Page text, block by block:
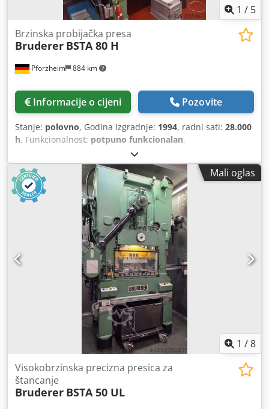
1 / 5
Pforzheim 884 km
Brzinska probijačka presa
Bruderer BSTA 80 H
Informacije o cijeni Pozovite
Stanje: polovno, Godina izgradnje: 1994, radni sati: 28.000
h, Funkcionalnost: potpuno funkcionalan,
Mali oglas
1 /8
Visokobrzinska precizna presica za
štancanje
Bruderer BSTA 50 UL